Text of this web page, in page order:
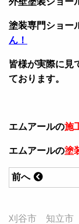
塗装専門ショー
ん！
皆様が実際に見
ております。
エムアールの施
エムアールの塗
前へ
刈谷市 知立